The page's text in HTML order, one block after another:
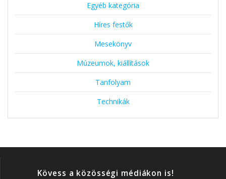
Egyéb kategória
Híres festők
Mesekönyv
Múzeumok, kiállítások
Tanfolyam
Technikák
Kövess a közösségi médiákon is!